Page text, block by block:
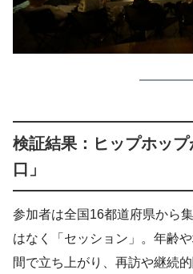
検証結果：ヒップホッ
口」
参加者は全国16都道府県から
はなく「セッション」。年齢
間で立ち上がり、再訪や継続